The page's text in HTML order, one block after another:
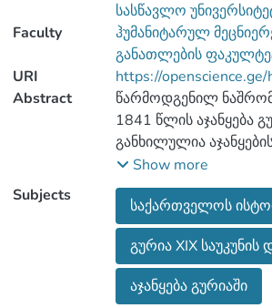
სასწავლო
Faculty
ჰუმანიტარულ
განათლების
URI
https://
Abstract
წარმოდგენილ
1841 წლის აჯანყება
განხილულია
მიზეზები - გურიაში
საზოგადოებრივ-
სოციალურ-
მდგომარეობა,
წილად
საშინაო და საგარეო
ფაქტორები.
Show more
Subjects
საქართველოს
გურია XIX საუკუნის
აჯანყება გურიაში